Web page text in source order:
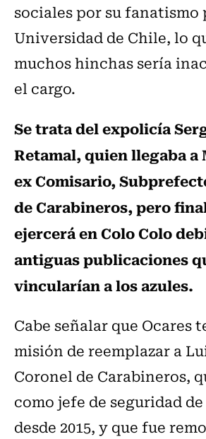
sociales por su fanatismo
Universidad de Chile, lo
muchos hinchas sería
el cargo.
Se trata del expolicía
Retamal, quien llegaba a
ex Comisario,
de Carabineros, pero
ejercerá en Colo Colo
antiguas publicaciones
vincularían a los azules.
Cabe señalar que Ocares
misión de reemplazar a
Coronel de Carabineros,
como jefe de seguridad
desde 2015, y que fue